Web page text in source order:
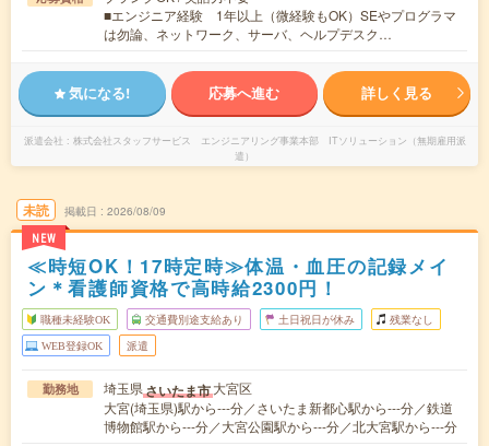
■エンジニア経験 1年以上（微経験もOK）SEやプログラマ
は勿論、ネットワーク、サーバ、ヘルプデスク…
気になる! 応募へ進む 詳しく見る
派遣会社
株式会社スタッフサービス エンジニアリング事業本部 ITソリューション（無期雇用派
遣）
未読
NEW
掲載日 2026/08/09
≪時短OK！17時定時≫体温・血圧の記録メイ
ン＊看護師資格で高時給2300円！
職種未経験OK 交通費別途支給あり 土日祝日が休み 残業なし
WEB登録OK 派遣
勤務地 埼玉県さいたま市大宮区
大宮(埼玉県)駅から---分／さいたま新都心駅から---分／鉄道
博物館駅から---分／大宮公園駅から---分／北大宮駅から---分